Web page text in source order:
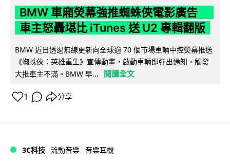
BMW 車廂熒幕強推蜘蛛俠電影廣告
車主怒轟堪比 iTunes 送 U2 專輯翻版
BMW 近日透過無線更新向全球逾 70 個市場車輛中控熒幕推送
《蜘蛛俠：英雄重生》宣傳動畫，啟動車輛即彈出通知，觸發
大批車主不滿。BMW 早...
閱讀全文
1 分享
3C科技 流動音樂 音樂耳機